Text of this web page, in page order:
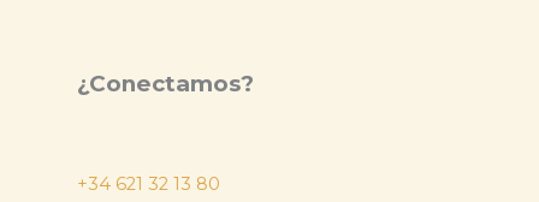
¿Conectamos?
+34 621 32 13 80